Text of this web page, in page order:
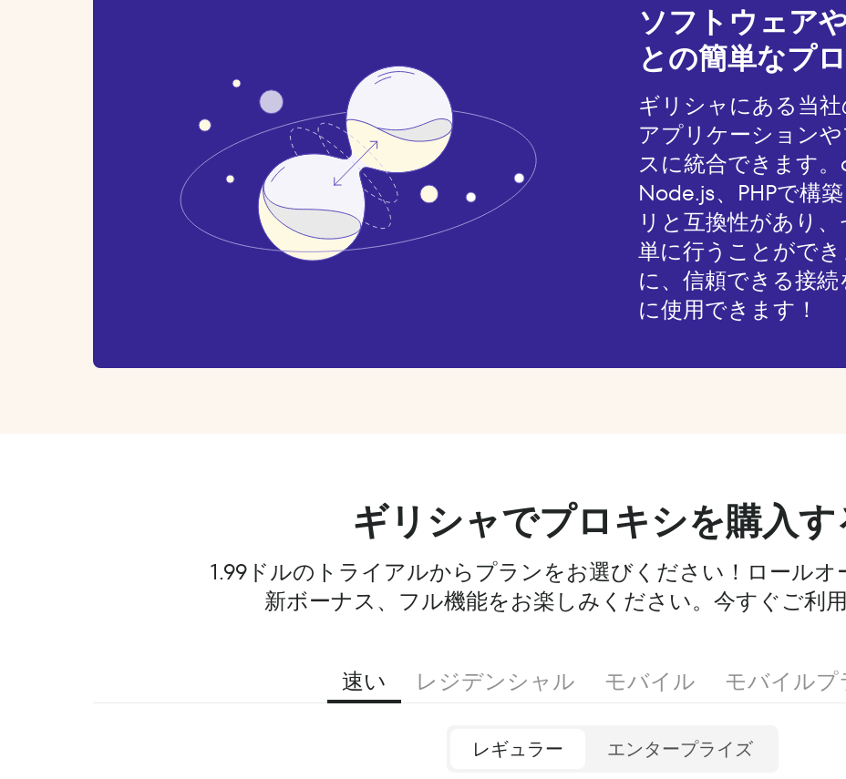
ソフトウェア
との簡単なプ
ギリシャにある当
アプリケーション
スに統合できます。
Node.js、PHPで構
リと互換性があり
単に行うことがで
に、信頼できる接
に使用できます！
ギリシャでプロキシを購入す
1.99ドルのトライアルからプランをお選びください！ロールオ
新ボーナス、フル機能をお楽しみください。今すぐご利
速い レジデンシャル モバイル モバイルプ
レギュラー エンタープライズ